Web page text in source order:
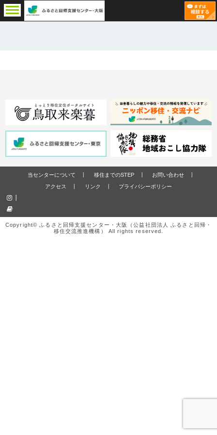
当センターについて 移住までのSTEP
お問い合わせ
アクセス
リンク プライバシーポリシー
Copyright© ふるさと回帰支援センター・大阪（公益社団法人 ふるさと回帰・
移住交流推進機構） All rights reserved.